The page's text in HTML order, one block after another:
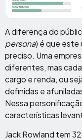
A diferença do
persona) é que este
preciso. Uma
diferentes, mas
cargo e renda, ou
definidas e
Nessa
características
Jack Rowland tem